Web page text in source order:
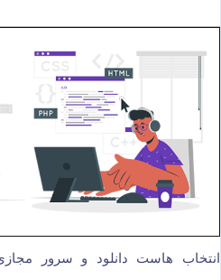
انتخاب هاست دانلود و سرور